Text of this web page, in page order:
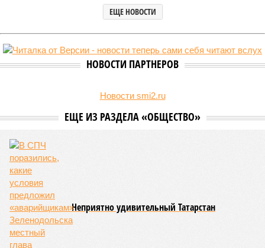
ЕЩЕ НОВОСТИ
НОВОСТИ ПАРТНЕРОВ
Новости smi2.ru
ЕЩЕ ИЗ РАЗДЕЛА «ОБЩЕСТВО»
Неприятно удивительный Татарстан